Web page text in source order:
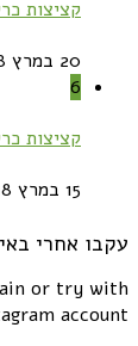
קציצות
20 במרץ 2018
6
קציצות
15 במרץ 2018
עקבו אחרי
or try with
account.